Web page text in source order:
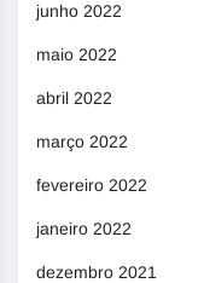
junho 2022
maio 2022
abril 2022
março 2022
fevereiro 2022
janeiro 2022
dezembro 2021